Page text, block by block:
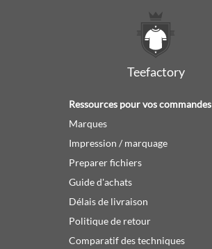
Teefactory
Ressources pour vos commandes
Marques
Impression / marquage
Preparer fichiers
Guide d'achats
Délais de livraison
Politique de retour
Comparatif des techniques